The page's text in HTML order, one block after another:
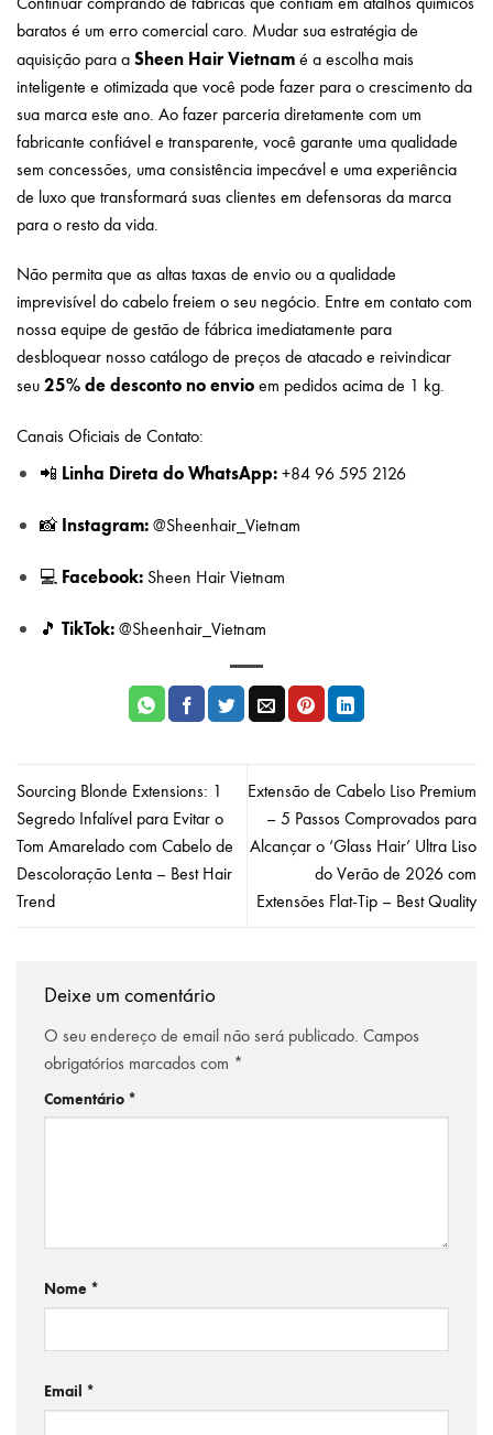
baratos é um erro comercial caro. Mudar sua estratégia de
aquisição para aSheen Hair Vietnamé a escolha mais
inteligente e otimizada que você pode fazer para o crescimento da
sua marca este ano. Ao fazer parceria diretamente com um
fabricante confiável e transparente, você garante uma qualidade
sem concessões, uma consistência impecável e uma experiência
de luxo que transformará suas clientes em defensoras da marca
para o resto da vida.
Não permita que as altas taxas de envio ou a qualidade
imprevisível do cabelo freiem o seu negócio. Entre em contato com
nossa equipe de gestão de fábrica imediatamente para
desbloquear nosso catálogo de preços de atacado e reivindicar
seu25% de desconto no envioem pedidos acima de 1 kg.
Canais Oficiais de Contato:
📲 Linha Direta do WhatsApp:+84 96 595 2126
📸 Instagram:@Sheenhair_Vietnam
💻 Facebook:Sheen Hair Vietnam
🎵 TikTok:@Sheenhair_Vietnam
Sourcing Blonde Extensions: 1
Segredo Infalível para Evitar o
Tom Amarelado com Cabelo de
Descoloração Lenta – Best Hair
Trend
Extensão de Cabelo Liso Premium
– 5 Passos Comprovados para
Alcançar o ‘Glass Hair’ Ultra Liso
do Verão de 2026 com
Extensões Flat-Tip – Best Quality
Deixe um comentário
O seu endereço de email não será publicado. Campos
obrigatórios marcados com *
Comentário *
Nome *
Email *